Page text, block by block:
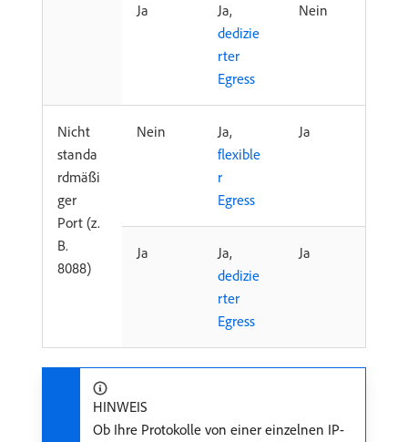
Ja
Ja,
dedizie
rter
Egress
Nein
Nicht
standa
rdmäßi
ger
Port (z.
B.
8088)
Nein
Ja,
flexible
r
Egress
Ja
Ja
Ja,
dedizie
rter
Egress
Ja
HINWEIS
Ob Ihre Protokolle von einer einzelnen IP-